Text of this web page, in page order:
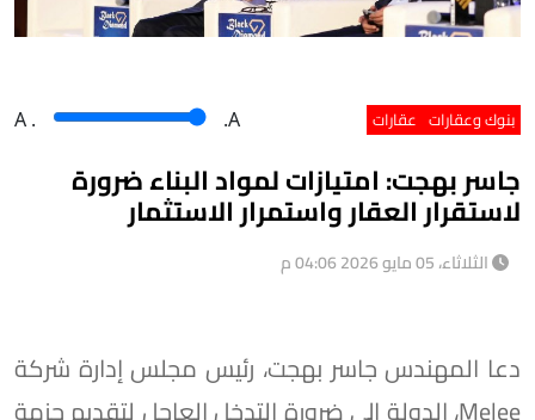
بنوك وعقارات عقارات A . .A
جاسر بهجت: امتيازات لمواد البناء ضرورة
لاستقرار العقار واستمرار الاستثمار
الثلاثاء، 05 مايو 2026 04:06 م
دعا المهندس جاسر بهجت، رئيس مجلس إدارة شركة
Melee، الدولة إلى ضرورة التدخل العاجل لتقديم حزمة